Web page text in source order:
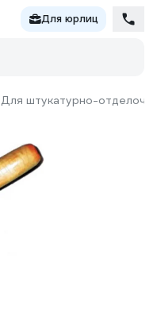
Для юрлиц
Для штукатурно-